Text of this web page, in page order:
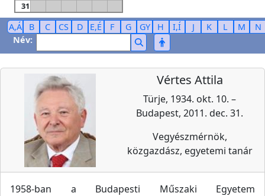
31
A,Á B C CS D E,É F G GY H I,Í J K L M
N
Név:
Vértes Attila
Türje, 1934. okt. 10. –
Budapest, 2011. dec. 31.
Vegyészmérnök,
közgazdász, egyetemi tanár
1958-ban a Budapesti Műszaki Egyetem